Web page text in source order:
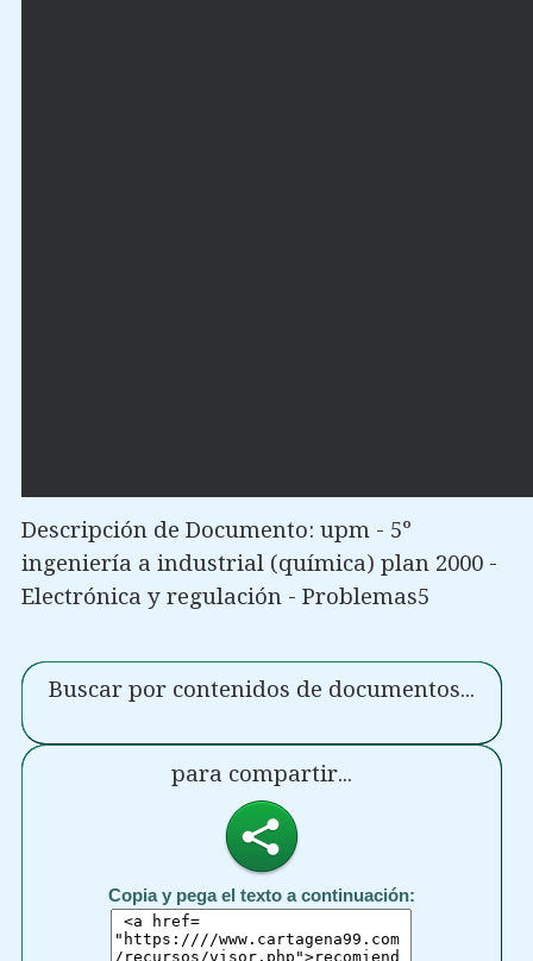
Descripción de Documento: upm - 5º
ingeniería a industrial (química) plan 2000 -
Electrónica y regulación - Problemas5
Buscar por contenidos de documentos...
para compartir...
Copia y pega el texto a continuación: